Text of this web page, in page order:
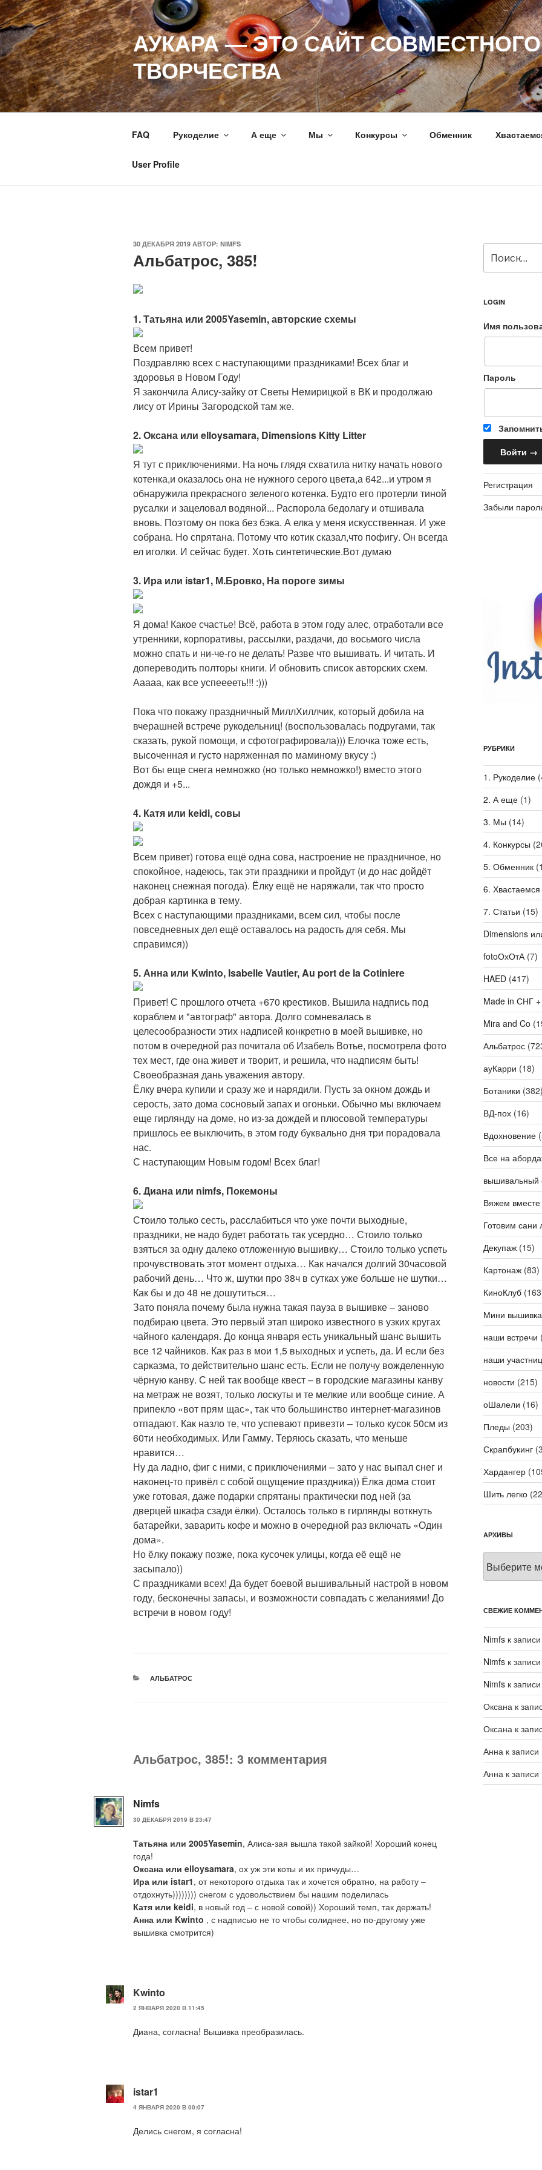
Перейти
к
содержимому
АУКАРА — ЭТО САЙТ СОВМЕСТНОГО
ТВОРЧЕСТВА
FAQ Рукоделие А еще Мы Конкурсы Обменник
User Profile
ОПУБЛИКОВАНО
30 ДЕКАБРЯ 2019 АВТОР: NIMFS
Альбатрос, 385!
1. Татьяна или 2005Yasemin, авторские схемы
Всем привет!
Поздравляю всех с наступающими праздниками! Всех благ и
здоровья в Новом Году!
Я закончила Алису-зайку от Светы Немирицкой в ВК и продолжаю
лису от Ирины Загородской там же.
2. Оксана или elloysamara, Dimensions Kitty Litter
Я тут с приключениями. На ночь глядя схватила нитку начать нового
котенка,и оказалось она не нужного серого цвета,а 642...и утром я
обнаружила прекрасного зеленого котенка. Будто его протерли тиной
русалки и зацеловал водяной... Распорола бедолагу и отшивала
вновь. Поэтому он пока без бэка. А елка у меня искусственная. И уже
собрана. Но спрятана. Потому что котик сказал,что пофигу. Он всегда
ел иголки. И сейчас будет. Хоть синтетические.Вот думаю
3. Ира или istar1, М.Бровко, На пороге зимы
Я дома! Какое счастье! Всё, работа в этом году алес, отработали все
утренники, корпоративы, рассылки, раздачи, до восьмого числа
можно спать и ни-че-го не делать! Разве что вышивать. И читать. И
допереводить полторы книги. И обновить список авторских схем.
Ааааа, как все успееееть!!! :)))
Пока что покажу праздничный МиллХиллчик, который добила на
вчерашней встрече рукодельниц! (воспользовалась подругами, так
сказать, рукой помощи, и сфотографировала))) Елочка тоже есть,
высоченная и густо наряженная по маминому вкусу :)
Вот бы еще снега немножко (но только немножко!) вместо этого
дождя и +5...
4. Катя или keidi, совы
Всем привет) готова ещё одна сова, настроение не праздничное, но
спокойное, надеюсь, так эти праздники и пройдут (и до нас дойдёт
наконец снежная погода). Ёлку ещё не наряжали, так что просто
добрая картинка в тему.
Всех с наступающими праздниками, всем сил, чтобы после
повседневных дел ещё оставалось на радость для себя. Мы
справимся))
5. Анна или Kwinto, Isabelle Vautier, Au port de la Cotiniere
Привет! С прошлого отчета +670 крестиков. Вышила надпись под
кораблем и "автограф" автора. Долго сомневалась в
целесообразности этих надписей конкретно в моей вышивке, но
потом в очередной раз почитала об Изабель Вотье, посмотрела фото
тех мест, где она живет и творит, и решила, что надписям быть!
Своеобразная дань уважения автору.
Ёлку вчера купили и сразу же и нарядили. Пусть за окном дождь и
серость, зато дома сосновый запах и огоньки. Обычно мы включаем
еще гирлянду на доме, но из-за дождей и плюсовой температуры
пришлось ее выключить, в этом году буквально дня три порадовала
нас.
С наступающим Новым годом! Всех благ!
6. Диана или nimfs, Покемоны
Стоило только сесть, расслабиться что уже почти выходные,
праздники, не надо будет работать так усердно… Стоило только
взяться за одну далеко отложенную вышивку… Стоило только успеть
прочувствовать этот момент отдыха… Как начался долгий 30часовой
рабочий день… Что ж, шутки про 38ч в сутках уже больше не шутки…
Как бы и до 48 не дошутиться…
Зато поняла почему была нужна такая пауза в вышивке – заново
подбираю цвета. Это первый этап широко известного в узких кругах
чайного календаря. До конца января есть уникальный шанс вышить
все 12 чайников. Как раз в мои 1,5 выходных и успеть, да. И если без
сарказма, то действительно шанс есть. Если не получу вожделенную
чёрную канву. С ней так вообще квест – в городские магазины канву
на метраж не возят, только лоскуты и те мелкие или вообще синие. А
припекло «вот прям щас», так что большинство интернет-магазинов
отпадают. Как назло те, что успевают привезти – только кусок 50см из
60ти необходимых. Или Гамму. Теряюсь сказать, что меньше
нравится…
Ну да ладно, фиг с ними, с приключениями – зато у нас выпал снег и
наконец-то привёл с собой ощущение праздника)) Ёлка дома стоит
уже готовая, даже подарки спрятаны практически под ней (за
дверцей шкафа сзади ёлки). Осталось только в гирлянды воткнуть
батарейки, заварить кофе и можно в очередной раз включать «Один
дома».
Но ёлку покажу позже, пока кусочек улицы, когда её ещё не
засыпало))
С праздниками всех! Да будет боевой вышивальный настрой в новом
году, бесконечны запасы, и возможности совпадать с желаниями! До
встречи в новом году!
РУБРИКИ
АЛЬБАТРОС
Альбатрос, 385!: 3 комментария
Nimfs
30 ДЕКАБРЯ 2019 В 23:47
Татьяна или 2005Yasemin, Алиса-зая вышла такой зайкой! Хороший конец
года!
Оксана или elloysamara, ох уж эти коты и их причуды…
Ира или istar1, от некоторого отдыха так и хочется обратно, на работу –
отдохнуть)))))))) снегом с удовольствием бы нашим поделилась
Катя или keidi, в новый год – с новой совой)) Хороший темп, так держать!
Анна или Kwinto , с надписью не то чтобы солиднее, но по-другому уже
вышивка смотрится)
Kwinto
2 ЯНВАРЯ 2020 В 11:45
Диана, согласна! Вышивка преобразилась.
istar1
4 ЯНВАРЯ 2020 В 00:07
Делись снегом, я согласна!
LOGIN
Имя
Пароль
Регистрация
Забыли
РУБРИКИ
1. Рукоделие
2. А еще(1)
3. Мы (14)
4. Конкурсы
5. Обменник
6. Хвастаемся
7. Статьи (15)
Dimensions
fotoОхОтА(7)
HAED(417)
Made in СНГ
Mira and Co
Альбатрос
ауКарри (18)
Ботаники
ВД-пох(16)
Вдохновение
Все на
вышивальный
Вяжем вместе
Готовим сани
Декупаж(15)
Картонаж(83)
КиноКлуб
Мини вышивка
наши встречи
наши
новости (215)
оШалели (16)
Пледы (203)
Скрапбукинг
Хардангер
Шить легко
АРХИВЫ
СВЕЖИЕ
Nimfsк
Nimfsк
Nimfsк
Оксанак
Оксанак
Аннак записи
Аннак записи